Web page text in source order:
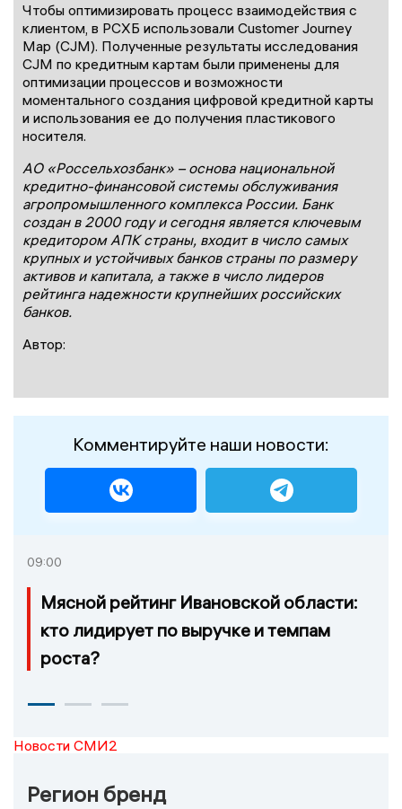
Чтобы оптимизировать процесс взаимодействия с
клиентом, в РСХБ использовали Customer Journey
Map (CJM). Полученные результаты исследования
CJM по кредитным картам были применены для
оптимизации процессов и возможности
моментального создания цифровой кредитной карты
и использования ее до получения пластикового
носителя.
АО «Россельхозбанк» – основа национальной
кредитно-финансовой системы обслуживания
агропромышленного комплекса России. Банк
создан в 2000 году и сегодня является ключевым
кредитором АПК страны, входит в число самых
крупных и устойчивых банков страны по размеру
активов и капитала, а также в число лидеров
рейтинга надежности крупнейших российских
банков.
Автор:
Комментируйте наши новости:
09:00
Мясной рейтинг Ивановской области:
кто лидирует по выручке и темпам
роста?
Новости СМИ2
Регион бренд